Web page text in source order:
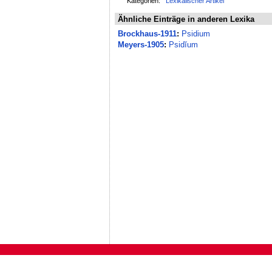
Ähnliche Einträge in anderen Lexika
Brockhaus-1911: Psidium
Meyers-1905: Psidĭum